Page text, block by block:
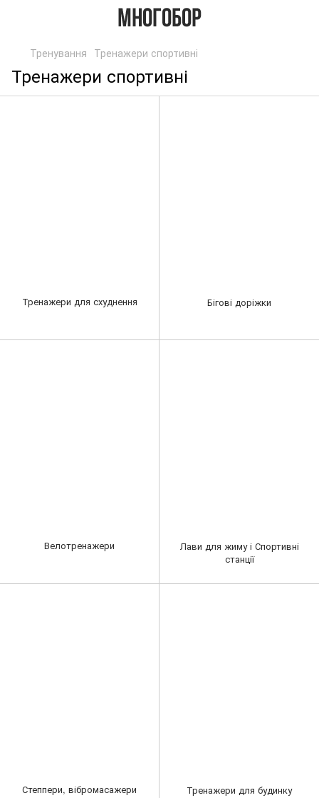
Тренування Тренажери спортивні
Тренажери спортивні
Тренажери для схуднення Бігові доріжки
Велотренажери
Лави для жиму і Спортивні
станції
Степпери, вібромасажери Тренажери для будинку